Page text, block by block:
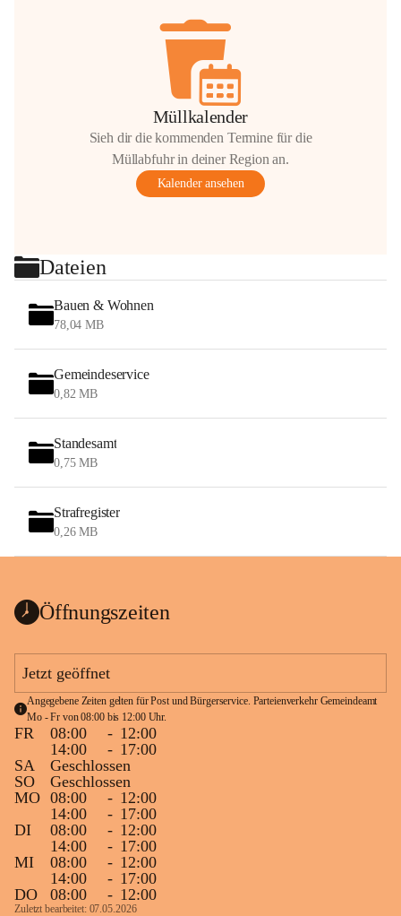
Müllkalender
Sieh dir die kommenden Termine für die
Müllabfuhr in deiner Region an.
Kalender ansehen
Dateien
Bauen & Wohnen
78,04 MB
Gemeindeservice
0,82 MB
Standesamt
0,75 MB
Strafregister
0,26 MB
Öffnungszeiten
Jetzt geöffnet
Angegebene Zeiten gelten für Post und Bürgerservice. Parteienverkehr Gemeindeamt
Mo - Fr von 08:00 bis 12:00 Uhr.
FR 08:00 - 12:00
14:00
- 17:00
SA
Geschlossen
SO
Geschlossen
MO 08:00 - 12:00
14:00
- 17:00
DI
08:00 - 12:00
14:00
- 17:00
MI
08:00 - 12:00
14:00
- 17:00
DO
08:00 - 12:00
Zuletzt bearbeitet: 07.05.2026